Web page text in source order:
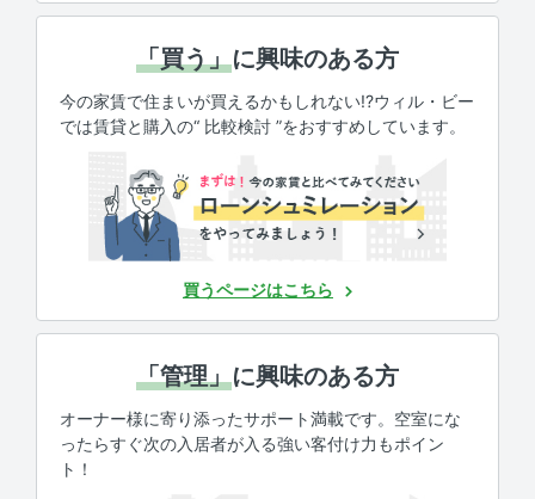
「買う」に興味のある方
今の家賃で住まいが買えるかもしれない!?ウィル・ビー
では賃貸と購入の“ 比較検討 ”をおすすめしています。
買うページはこちら
「管理」に興味のある方
オーナー様に寄り添ったサポート満載です。空室にな
ったらすぐ次の入居者が入る強い客付け力もポイン
ト！